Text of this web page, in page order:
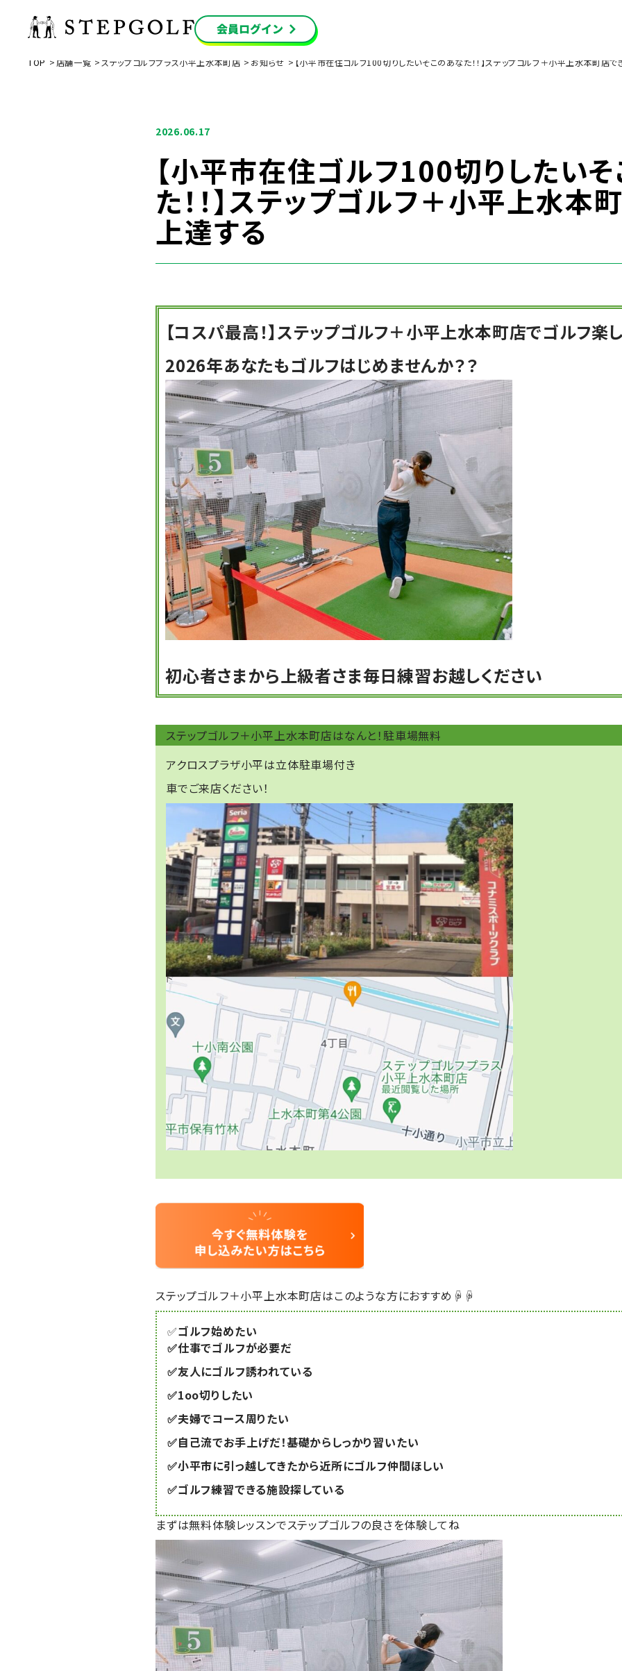
TOP 店舗一覧 ステップゴルフプラス小平上水本町店 お知らせ 【小平市在住ゴルフ100切りしたいそこのあなた！！】ステップゴルフ＋小平上水本町店で
2026.06.17
【小平市在住ゴルフ100切りしたい
た！！】ステップゴルフ＋小平上水本
上達する
【コスパ最高！】ステップゴルフ＋小平上水本町店でゴルフ楽し
2026年あなたもゴルフはじめませんか？？
初心者さまから上級者さま毎日練習お越しください
ステップゴルフ＋小平上水本町店はなんと！駐車場無料
アクロスプラザ小平は立体駐車場付き
車でご来店ください！
ステップゴルフ＋小平上水本町店はこのような方におすすめ☟☟
✅ゴルフ始めたい
✅仕事でゴルフが必要だ
✅友人にゴルフ誘われている
✅1oo切りしたい
✅夫婦でコース周りたい
✅自己流でお手上げだ！基礎からしっかり習いたい
✅小平市に引っ越してきたから近所にゴルフ仲間ほしい
✅ゴルフ練習できる施設探している
まずは無料体験レッスンでステップゴルフの良さを体験してね